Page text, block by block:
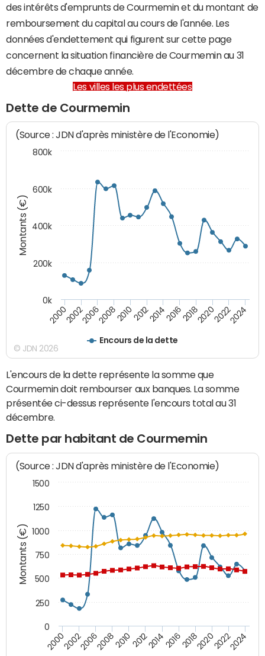
des intérêts d'emprunts de Courmemin et du montant de
remboursement du capital au cours de l'année. Les
données d'endettement qui figurent sur cette page
concernent la situation financière de Courmemin au 31
décembre de chaque année.
Les villes les plus endettées
Dette de Courmemin
Montants (€)
(Source : JDN d'après ministère de l'Economie)
Encours de la dette
200020022006200820102012201420162018202020222024
0k
200k
400k
600k
800k
© JDN 2026
L'encours de la dette représente la somme que
Courmemin doit rembourser aux banques. La somme
présentée ci-dessus représente l'encours total au 31
décembre.
Dette par habitant de Courmemin
Montants (€)
(Source : JDN d'après ministère de l'Economie)
200020022006200820102012201420162018202020222024
0
250
500
750
1000
1250
1500